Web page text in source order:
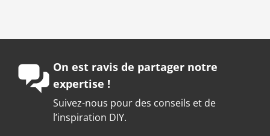
On est ravis de partager notre
expertise !
Suivez-nous pour des conseils et de
l’inspiration DIY.